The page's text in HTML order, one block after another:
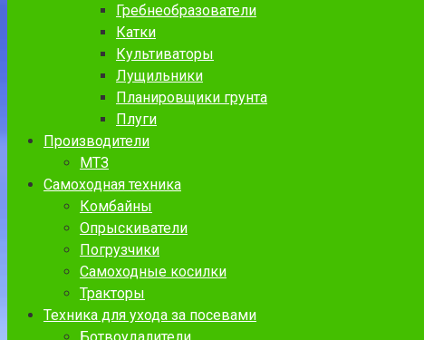
Гребнеобразователи
Катки
Культиваторы
Лущильники
Планировщики грунта
Плуги
Производители
МТЗ
Самоходная техника
Комбайны
Опрыскиватели
Погрузчики
Самоходные косилки
Тракторы
Техника для ухода за посевами